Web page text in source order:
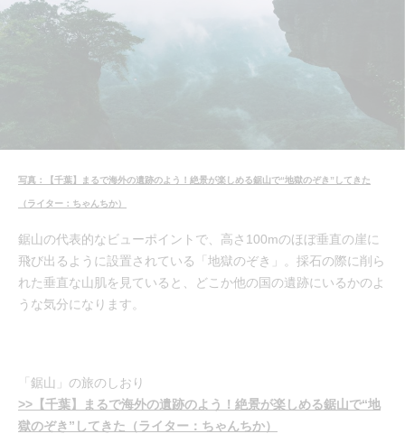
写真：【千葉】まるで海外の遺跡のよう！絶景が楽しめる鋸山で“地獄のぞき”してきた
（ライター：ちゃんちか）
鋸山の代表的なビューポイントで、高さ100mのほぼ垂直の崖に
飛び出るように設置されている「地獄のぞき」。採石の際に削ら
れた垂直な山肌を見ていると、どこか他の国の遺跡にいるかのよ
うな気分になります。
「鋸山」の旅のしおり
>>【千葉】まるで海外の遺跡のよう！絶景が楽しめる鋸山で“地
獄のぞき”してきた（ライター：ちゃんちか）